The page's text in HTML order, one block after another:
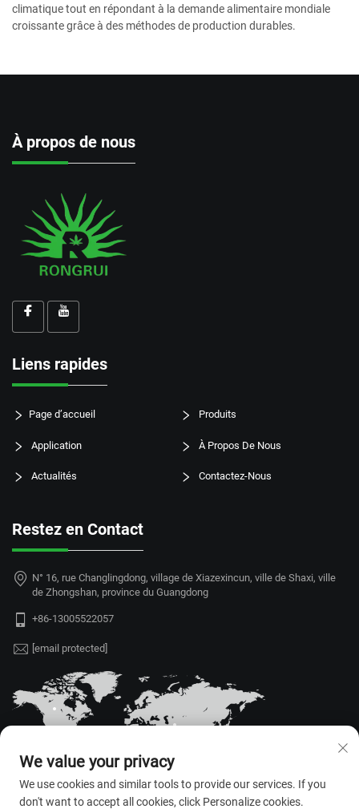
climatique tout en répondant à la demande alimentaire mondiale
croissante grâce à des méthodes de production durables.
À propos de nous
Liens rapides
Page d’accueil Produits
Application À Propos De Nous
Actualités Contactez-Nous
Restez en Contact
N° 16, rue Changlingdong, village de Xiazexincun, ville de Shaxi, ville
de Zhongshan, province du Guangdong
+86-13005522057
[email protected]
We value your privacy
We use cookies and similar tools to provide our services. If you
don't want to accept all cookies, click Personalize cookies.